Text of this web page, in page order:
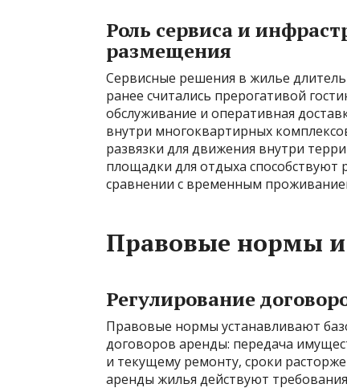
Роль сервиса и
размещения
Сервисные решения в жилье
ранее считались прерогативой
обслуживание и оперативная
внутри многоквартирных
развязки для движения внутри
площадки для отдыха
сравнении с временным
Правовые нормы и
Регулирование
Правовые нормы устанавливают
договоров аренды: передача
и текущему ремонту, сроки
аренды жилья действуют